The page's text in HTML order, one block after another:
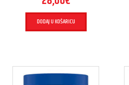
DODAJ U KOŠARICU